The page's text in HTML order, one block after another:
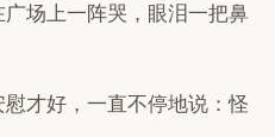
场上一阵哭，眼泪一把鼻
才好，一直不停地说：怪